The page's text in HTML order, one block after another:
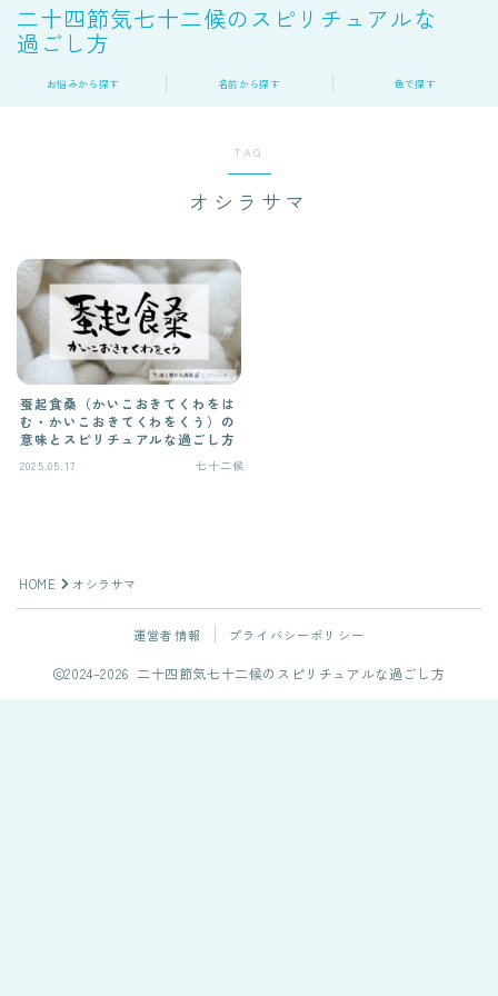
二十四節気七十二候のスピリチュアルな
過ごし方
お悩みから探す 名前から探す 色で探す
TAG
オシラサマ
蚕起食桑（かいこおきてくわをは
む・かいこおきてくわをくう）の
意味とスピリチュアルな過ごし方
2025.05.17 七十二候
HOME オシラサマ
運営者情報 プライバシーポリシー
2024–2026 二十四節気七十二候のスピリチュアルな過ごし方